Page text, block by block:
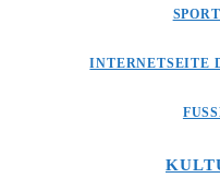
INTERNETSEITE